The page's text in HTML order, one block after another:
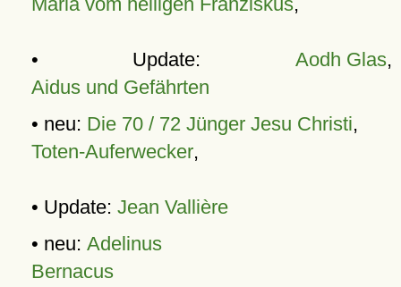
• Update: Aodh Glas,
Aidus und Gefährten
• neu: Die 70 / 72 Jünger Jesu Christi,
Toten-Auferwecker,
• Update: Jean Vallière
• neu: Adelinus
Bernacus